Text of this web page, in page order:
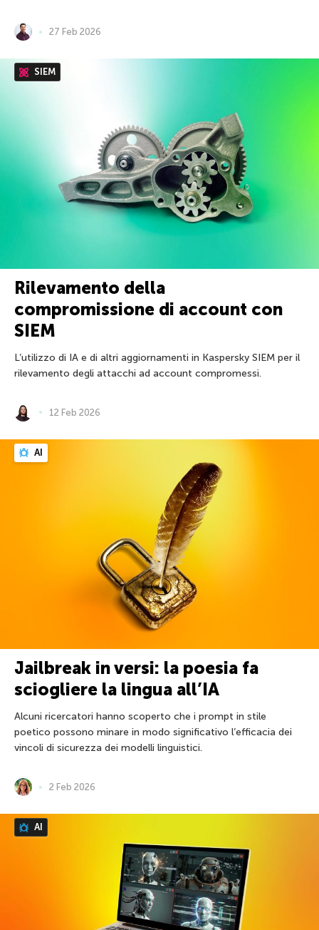
27 Feb 2026
SIEM
Rilevamento della
compromissione di account con
SIEM
L’utilizzo di IA e di altri aggiornamenti in Kaspersky SIEM per il
rilevamento degli attacchi ad account compromessi.
12 Feb 2026
AI
Jailbreak in versi: la poesia fa
sciogliere la lingua all’IA
Alcuni ricercatori hanno scoperto che i prompt in stile
poetico possono minare in modo significativo l’efficacia dei
vincoli di sicurezza dei modelli linguistici.
2 Feb 2026
AI